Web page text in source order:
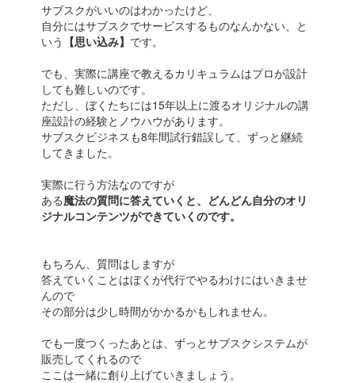
サブスクがいいのはわかったけど、
自分にはサブスクでサービスするものなんかない、と
いう 【思い込み】 です。
でも、実際に講座で教えるカリキュラムはプロが設計
しても難しいのです。
ただし、ぼくたちには15年以上に渡るオリジナルの講
座設計の経験とノウハウがあります。
サブスクビジネスも8年間試行錯誤して、ずっと継続
してきました。
実際に行う方法なのですが
ある魔法の質問に答えていくと、どんどん自分のオリ
ジナルコンテンツができていくのです。
もちろん、質問はしますが
答えていくことはぼくが代行でやるわけにはいきませ
んので
その部分は少し時間がかかるかもしれません。
でも一度つくったあとは、ずっとサブスクシステムが
販売してくれるので
ここは一緒に創り上げていきましょう。